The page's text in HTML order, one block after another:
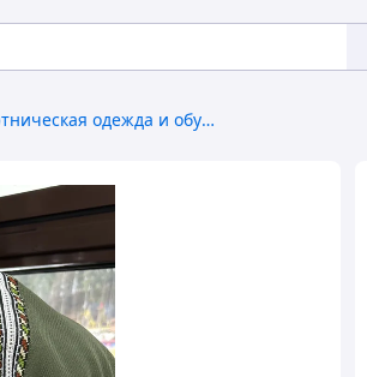
Мужская этническая одежда и обувь